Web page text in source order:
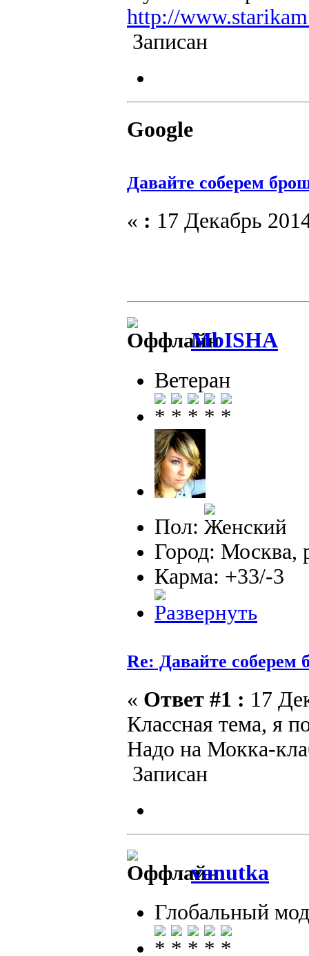
http://
Записан
Google
Давайте соберем
« : 17 Декабрь
MbISHA
Ветеран
Пол:
Город: Москва,
Карма: +33/-3
Re: Давайте
« Ответ #1 : 17
Классная тема, я
Надо на Мокка-
Записан
vanutka
Глобальный